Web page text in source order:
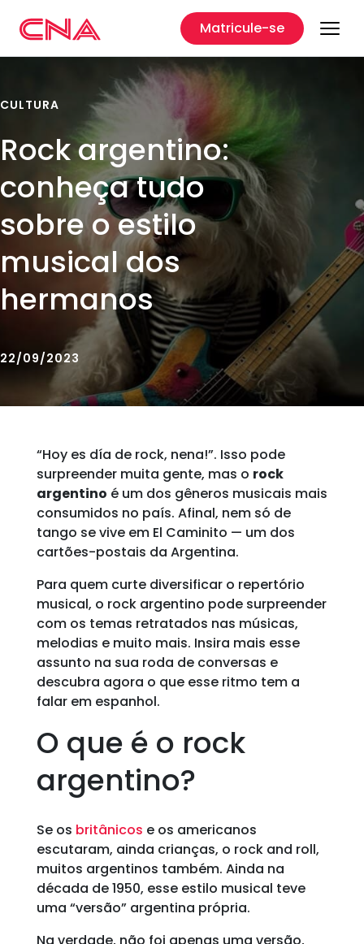
Matricule-se
CULTURA
Rock argentino:
conheça tudo
sobre o estilo
musical dos
hermanos
22/09/2023
“Hoy es día de rock, nena!”. Isso pode
surpreender muita gente, mas o rock
argentino é um dos gêneros musicais mais
consumidos no país. Afinal, nem só de
tango se vive em El Caminito — um dos
cartões-postais da Argentina.
Para quem curte diversificar o repertório
musical, o rock argentino pode surpreender
com os temas retratados nas músicas,
melodias e muito mais. Insira mais esse
assunto na sua roda de conversas e
descubra agora o que esse ritmo tem a
falar em espanhol.
O que é o rock
argentino?
Se os britânicos e os americanos
escutaram, ainda crianças, o rock and roll,
muitos argentinos também. Ainda na
década de 1950, esse estilo musical teve
uma “versão” argentina própria.